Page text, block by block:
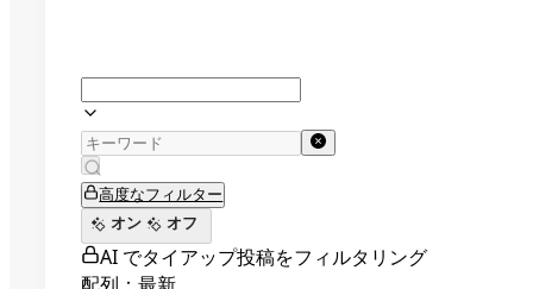
高度なフィルター
オン
オフ
AI でタイアップ投稿をフィルタリング
配列：最新